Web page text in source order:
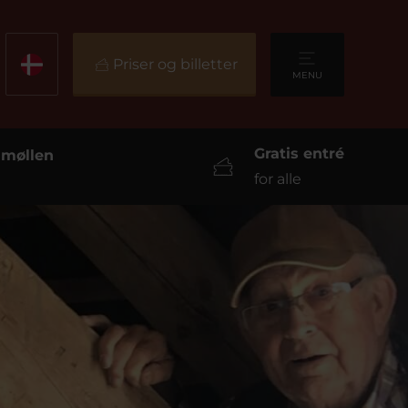
Priser og billetter
MENU
Gratis entré
for alle